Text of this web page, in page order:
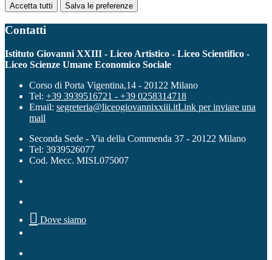
Accetta tutti Salva le preferenze
Contatti
Istituto Giovanni XXIII - Liceo Artistico - Liceo Scientifico -
Liceo Scienze Umane Economico Sociale
Corso di Porta Vigentina,14 - 20122 Milano
Tel: +39 3939516721 - +39 0258314718
Email: segreteria@liceogiovannixxiii.itLink per inviare una
mail
Seconda Sede - Via della Commenda 37 - 20122 Milano
Tel: 3939526077
Cod. Mecc. MISL075007
 Dove siamo